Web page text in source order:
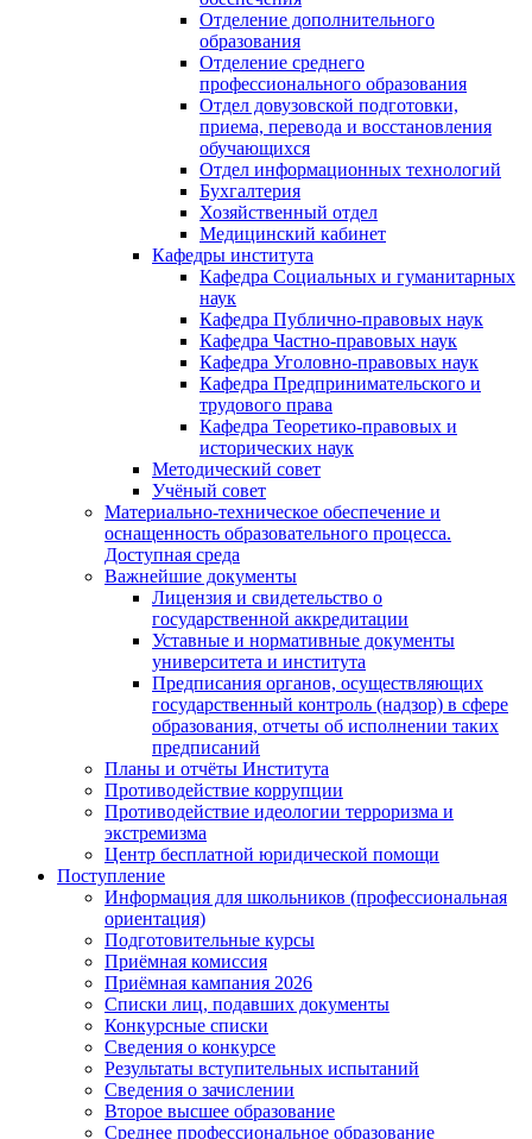
Отделение дополнительного
образования
Отделение среднего
профессионального образования
Отдел довузовской подготовки,
приема, перевода и восстановления
обучающихся
Отдел информационных технологий
Бухгалтерия
Хозяйственный отдел
Медицинский кабинет
Кафедры института
Кафедра Социальных и гуманитарных
наук
Кафедра Публично-правовых наук
Кафедра Частно-правовых наук
Кафедра Уголовно-правовых наук
Кафедра Предпринимательского и
трудового права
Кафедра Теоретико-правовых и
исторических наук
Методический совет
Учёный совет
Материально-техническое обеспечение и
оснащенность образовательного процесса.
Доступная среда
Важнейшие документы
Лицензия и свидетельство о
государственной аккредитации
Уставные и нормативные документы
университета и института
Предписания органов, осуществляющих
государственный контроль (надзор) в сфере
образования, отчеты об исполнении таких
предписаний
Планы и отчёты Института
Противодействие коррупции
Противодействие идеологии терроризма и
экстремизма
Центр бесплатной юридической помощи
Поступление
Информация для школьников (профессиональная
ориентация)
Подготовительные курсы
Приёмная комиссия
Приёмная кампания 2026
Списки лиц, подавших документы
Конкурсные списки
Сведения о конкурсе
Результаты вступительных испытаний
Сведения о зачислении
Второе высшее образование
Среднее профессиональное образование